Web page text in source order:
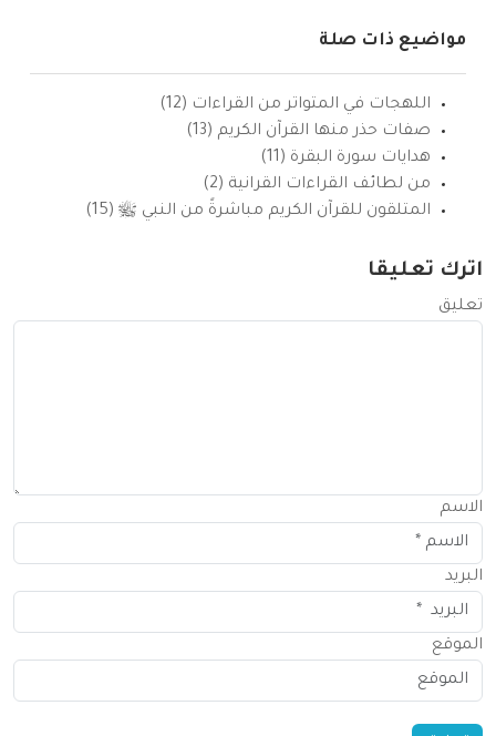
مواضيع ذات صلة
اللهجات في المتواتر من القراءات (12)
صفات حذر منها القرآن الكريم (13)
هدايات سورة البقرة (11)
من لطائف القراءات القرانية (2)
المتلقون للقرآن الكريم مباشرةً من النبي ﷺ (15)
اترك تعليقا
تعليق
الاسم
البريد
الموقع